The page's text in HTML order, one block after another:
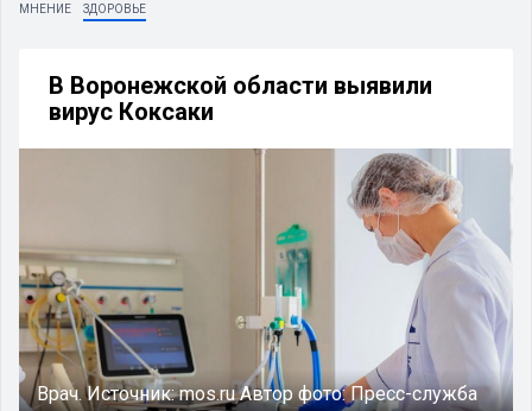
МНЕНИЕ
ЗДОРОВЬЕ
В Воронежской области выявили
вирус Коксаки
Врач.Источник:mos.ruАвтор фото:Пресс-служба